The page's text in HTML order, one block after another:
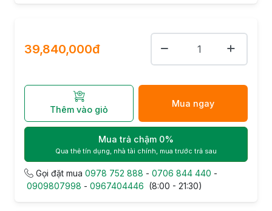
39,840,000đ
Thêm vào giỏ
Mua ngay
Mua trả chậm 0%
Qua thẻ tín dụng, nhà tài chính, mua trước trả sau
Gọi đặt mua 0978 752 888 - 0706 844 440 -
0909807998 - 0967404446 (8:00 - 21:30)